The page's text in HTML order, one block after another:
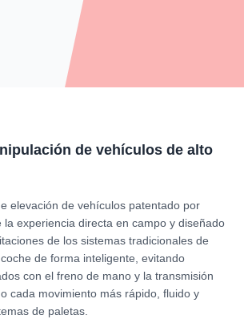
de vehículos de alto
elevación de vehículos patentado por
la experiencia directa en campo y diseñado
de los sistemas tradicionales de
de forma inteligente, evitando
con el freno de mano y la transmisión
cada movimiento más rápido, fluido y
de paletas.